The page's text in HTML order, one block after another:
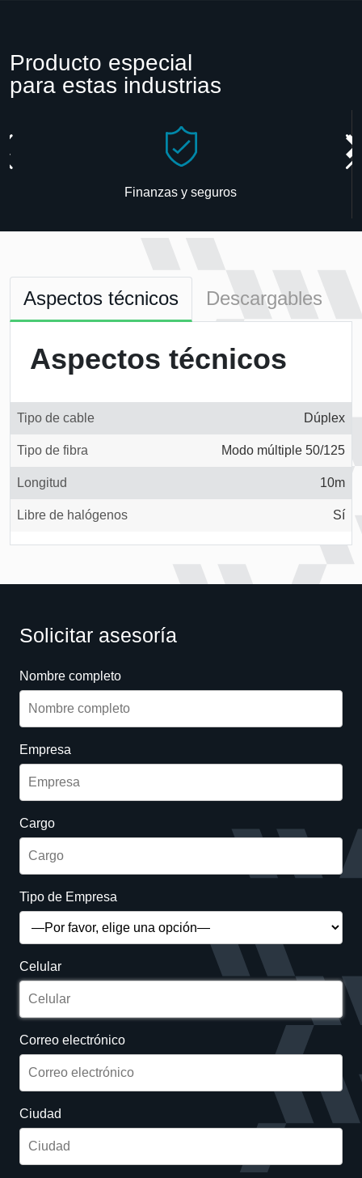
Producto especial
para estas industrias
Finanzas y seguros
Aspectos técnicos Descargables
Aspectos técnicos
Tipo de cable Dúplex
Tipo de fibra Modo múltiple 50/125
Longitud 10m
Libre de halógenos Sí
Solicitar asesoría
Nombre completo
Empresa
Cargo
Tipo de Empresa
Celular
Correo electrónico
Ciudad